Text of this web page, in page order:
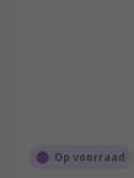
Op voorraad